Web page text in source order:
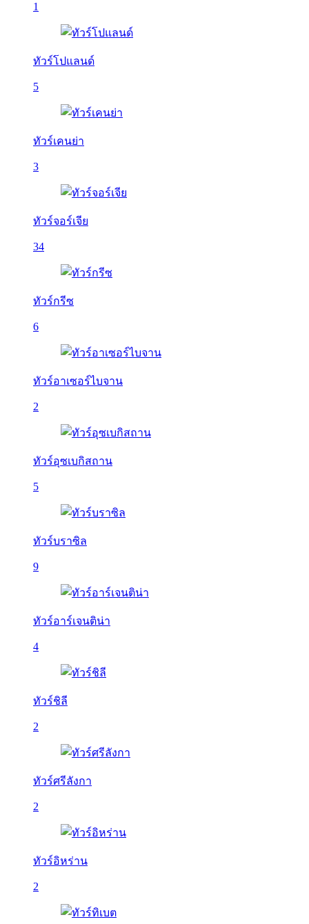
1
ทัวร์โปแลนด์
5
ทัวร์เคนย่า
3
ทัวร์จอร์เจีย
34
ทัวร์กรีซ
6
ทัวร์อาเซอร์ไบจาน
2
ทัวร์อุซเบกิสถาน
5
ทัวร์บราซิล
9
ทัวร์อาร์เจนติน่า
4
ทัวร์ชิลี
2
ทัวร์ศรีลังกา
2
ทัวร์อิหร่าน
2